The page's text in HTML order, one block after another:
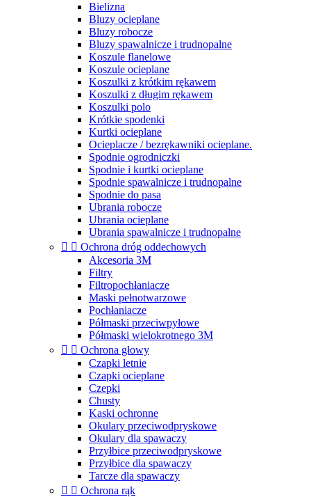
Bielizna
Bluzy ocieplane
Bluzy robocze
Bluzy spawalnicze i trudnopalne
Koszule flanelowe
Koszule ocieplane
Koszulki z krótkim rękawem
Koszulki z długim rękawem
Koszulki polo
Krótkie spodenki
Kurtki ocieplane
Ocieplacze / bezrękawniki ocieplane.
Spodnie ogrodniczki
Spodnie i kurtki ocieplane
Spodnie spawalnicze i trudnopalne
Spodnie do pasa
Ubrania robocze
Ubrania ocieplane
Ubrania spawalnicze i trudnopalne
  Ochrona dróg oddechowych
Akcesoria 3M
Filtry
Filtropochłaniacze
Maski pełnotwarzowe
Pochłaniacze
Półmaski przeciwpyłowe
Półmaski wielokrotnego 3M
  Ochrona głowy
Czapki letnie
Czapki ocieplane
Czepki
Chusty
Kaski ochronne
Okulary przeciwodpryskowe
Okulary dla spawaczy
Przyłbice przeciwodpryskowe
Przyłbice dla spawaczy
Tarcze dla spawaczy
  Ochrona rąk